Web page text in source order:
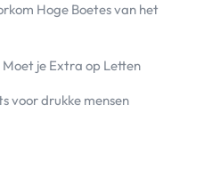
Hoge Boetes van het
je Extra op Letten
voor drukke mensen